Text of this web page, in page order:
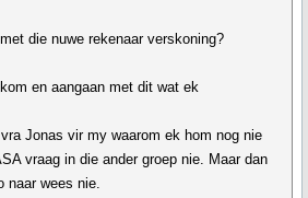
die nuwe rekenaar verskoning?
en aangaan met dit wat ek
Jonas vir my waarom ek hom nog nie
vraag in die ander groep nie. Maar dan
naar wees nie.